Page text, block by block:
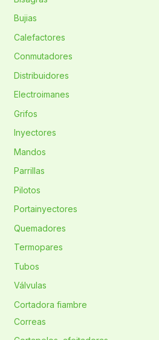
Bujias
Calefactores
Conmutadores
Distribuidores
Electroimanes
Grifos
Inyectores
Mandos
Parrillas
Pilotos
Portainyectores
Quemadores
Termopares
Tubos
Válvulas
Cortadora fiambre
Correas